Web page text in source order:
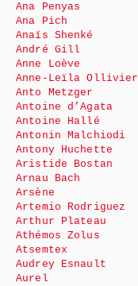
Ana Penyas
Ana Pich
Anaïs Shenké
André Gill
Anne Loève
Anne-Leïla Ollivier
Anto Metzger
Antoine d’Agata
Antoine Hallé
Antonin Malchiodi
Antony Huchette
Aristide Bostan
Arnau Bach
Arsène
Artemio Rodriguez
Arthur Plateau
Athémos Zolus
Atsemtex
Audrey Esnault
Aurel